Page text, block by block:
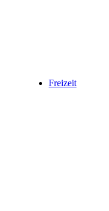
Freizeit